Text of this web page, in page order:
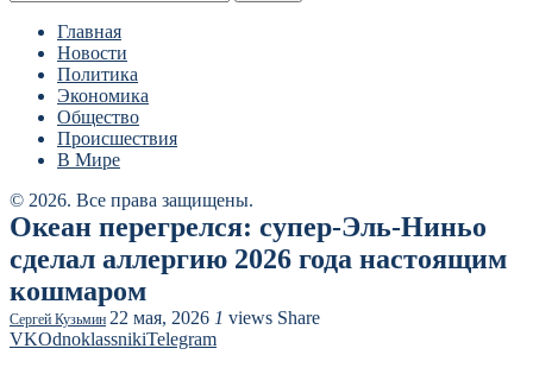
Главная
Новости
Политика
Экономика
Общество
Происшествия
В Мире
© 2026. Все права защищены.
Океан перегрелся: супер-Эль-Ниньо
сделал аллергию 2026 года настоящим
кошмаром
Сергей Кузьмин 22 мая, 2026 1 views Share
VKOdnoklassnikiTelegram